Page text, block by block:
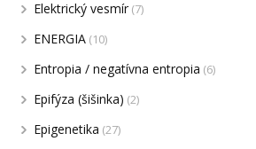
Elektrický vesmír (7)
ENERGIA (10)
Entropia / negatívna entropia (6)
Epifýza (šišinka) (2)
Epigenetika (27)